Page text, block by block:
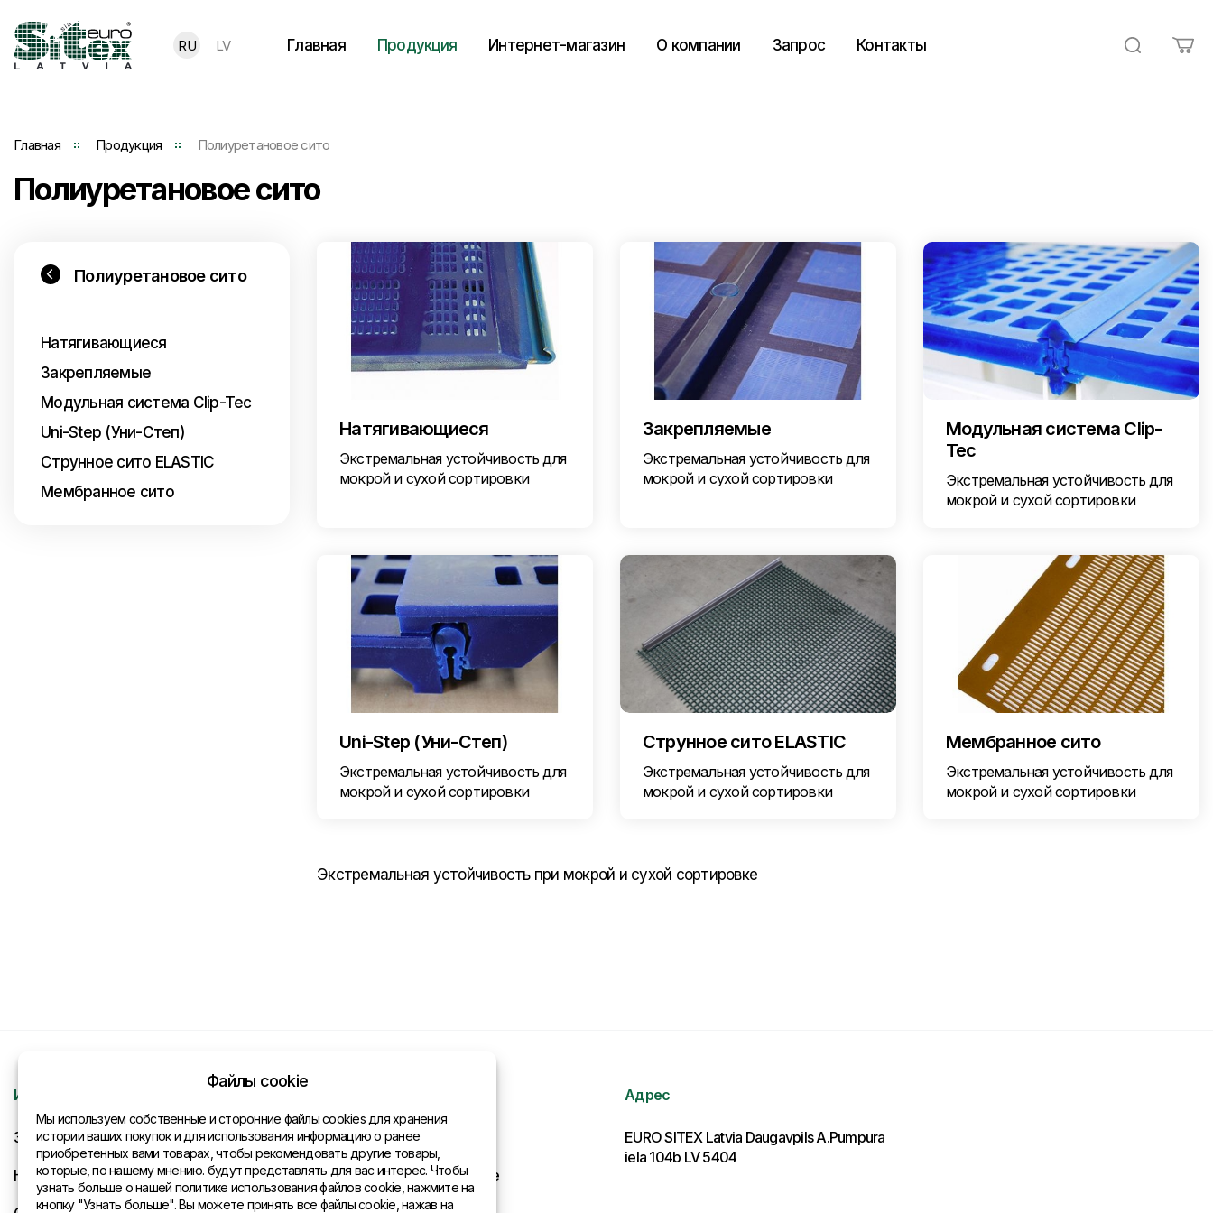
RU LV Главная Продукция Интернет-магазин О компании Запрос Контакты
Главная Продукция Полиуретановое сито
Полиуретановое сито
Полиуретановое сито
Натягивающиеся
Закрепляемые
Модульная система Clip-Tec
Uni-Step (Уни-Степ)
Струнное сито ELASTIC
Мембранное сито
Натягивающиеся
Экстремальная устойчивость для
мокрой и сухой сортировки
Закрепляемые
Экстремальная устойчивость для
мокрой и сухой сортировки
Модульная система Clip-
Tec
Экстремальная устойчивость для
мокрой и сухой сортировки
Uni-Step (Уни-Степ)
Экстремальная устойчивость для
мокрой и сухой сортировки
Струнное сито ELASTIC
Экстремальная устойчивость для
мокрой и сухой сортировки
Мембранное сито
Экстремальная устойчивость для
мокрой и сухой сортировки
Экстремальная устойчивость при мокрой и сухой сортировке
Информация
Запрос
Новости
Общая информация
Представительства в мире
Адрес
EURO SITEX Latvia Daugavpils A.Pumpura
iela 104b LV 5404
Файлы cookie
Мы используем собственные и сторонние файлы cookies для хранения
истории ваших покупок и для использования информацию о ранее
приобретенных вами товарах, чтобы рекомендовать другие товары,
которые, по нашему мнению. будут представлять для вас интерес. Чтобы
узнать больше о нашей политике использования файлов cookie, нажмите на
кнопку "Узнать больше". Вы можете принять все файлы cookie, нажав на